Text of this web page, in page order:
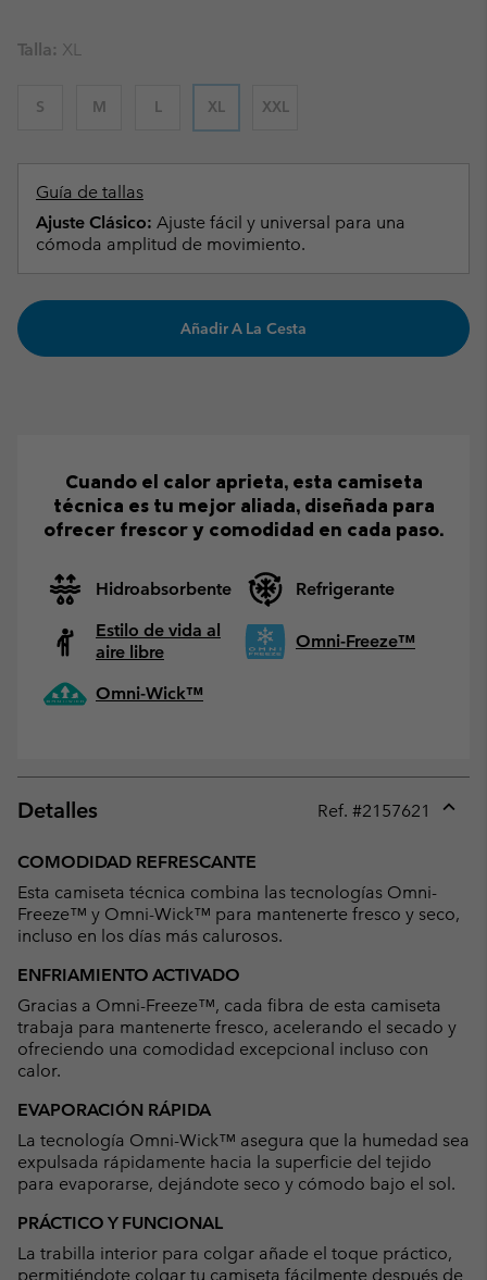
Talla: XL
S M L XL XXL
Guía de tallas
Ajuste Clásico: Ajuste fácil y universal para una
cómoda amplitud de movimiento.
Añadir A La Cesta
Cuando el calor aprieta, esta camiseta
técnica es tu mejor aliada, diseñada para
ofrecer frescor y comodidad en cada paso.
Hidroabsorbente
Refrigerante
Estilo de vida al
aire libre
Omni-Freeze™
Omni-Wick™
Detalles Ref. #2157621
COMODIDAD REFRESCANTE
Esta camiseta técnica combina las tecnologías Omni-
Freeze™ y Omni-Wick™ para mantenerte fresco y seco,
incluso en los días más calurosos.
ENFRIAMIENTO ACTIVADO
Gracias a Omni-Freeze™, cada fibra de esta camiseta
trabaja para mantenerte fresco, acelerando el secado y
ofreciendo una comodidad excepcional incluso con
calor.
EVAPORACIÓN RÁPIDA
La tecnología Omni-Wick™ asegura que la humedad sea
expulsada rápidamente hacia la superficie del tejido
para evaporarse, dejándote seco y cómodo bajo el sol.
PRÁCTICO Y FUNCIONAL
La trabilla interior para colgar añade el toque práctico,
permitiéndote colgar tu camiseta fácilmente después de